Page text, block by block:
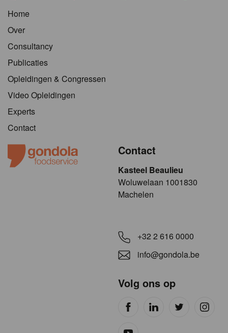
Home
Over
Consultancy
Publicaties
Opleidingen & Congressen
Video Opleidingen
Experts
Contact
Contact
Kasteel Beaulieu
​​​Woluwelaan 1001830
Machelen
+32 2 616 0000
info@gondola.be
Volg ons op